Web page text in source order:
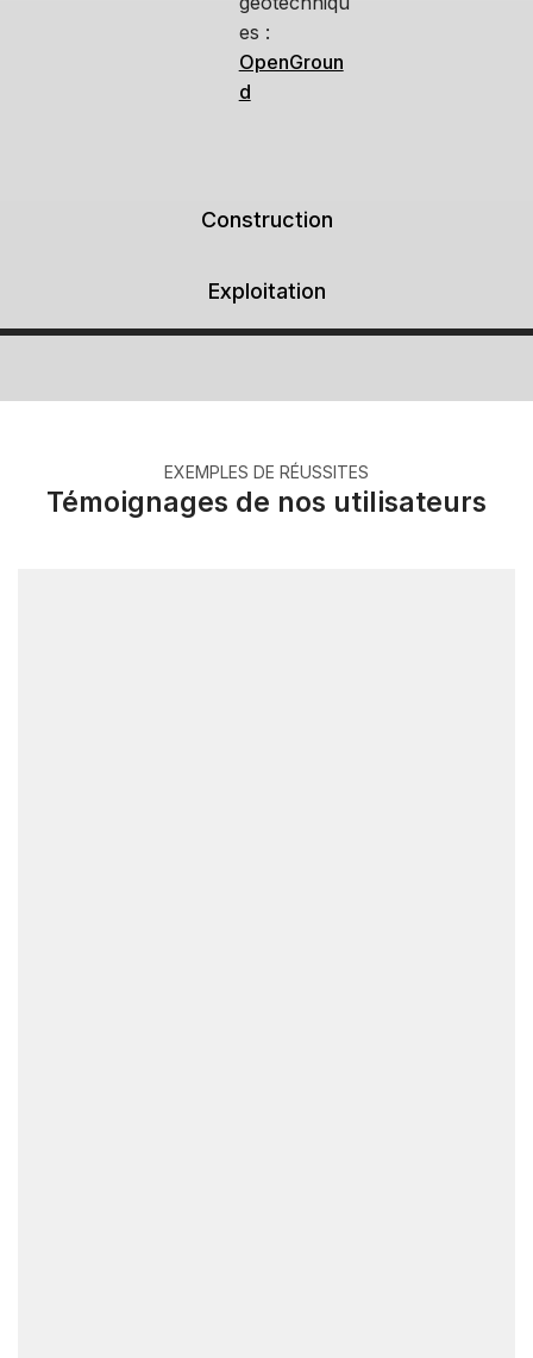
Construction
Exploitation
es :
OpenGroun
d
EXEMPLES DE RÉUSSITES
Témoignages de nos utilisateurs